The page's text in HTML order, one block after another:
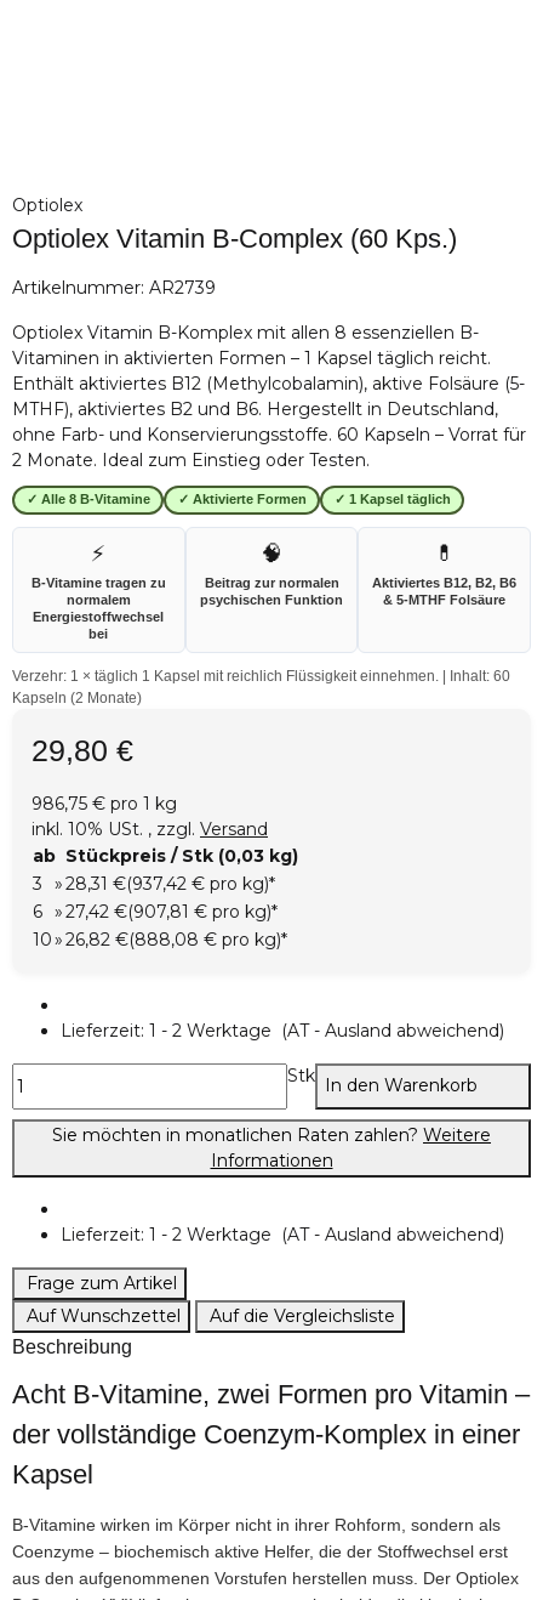
Optiolex
Optiolex Vitamin B-Complex (60 Kps.)
Artikelnummer: AR2739
Optiolex Vitamin B-Komplex mit allen 8 essenziellen B-
Vitaminen in aktivierten Formen – 1 Kapsel täglich reicht.
Enthält aktiviertes B12 (Methylcobalamin), aktive Folsäure (5-
MTHF), aktiviertes B2 und B6. Hergestellt in Deutschland,
ohne Farb- und Konservierungsstoffe. 60 Kapseln – Vorrat für
2 Monate. Ideal zum Einstieg oder Testen.
✓ Alle 8 B-Vitamine ✓ Aktivierte Formen ✓ 1 Kapsel täglich
⚡
B-Vitamine tragen zu
normalem
Energiestoffwechsel
bei
🧠
Beitrag zur normalen
psychischen Funktion
💊
Aktiviertes B12, B2, B6
& 5-MTHF Folsäure
Verzehr: 1 × täglich 1 Kapsel mit reichlich Flüssigkeit einnehmen. | Inhalt: 60
Kapseln (2 Monate)
29,80 €
986,75 € pro 1 kg
inkl. 10% USt. , zzgl. Versand
ab Stückpreis / Stk (0,03 kg)
3
»28,31 €(937,42 € pro kg)*
6 »27,42 €(907,81 € pro kg)*
10»26,82 €(888,08 € pro kg)*
Lieferzeit: 1 - 2 Werktage (AT - Ausland abweichend)
Stk In den Warenkorb
Sie möchten in monatlichen Raten zahlen? Weitere
Informationen
Lieferzeit: 1 - 2 Werktage (AT - Ausland abweichend)
Frage zum Artikel
Auf Wunschzettel
Auf die Vergleichsliste
Beschreibung
Acht B-Vitamine, zwei Formen pro Vitamin –
der vollständige Coenzym-Komplex in einer
Kapsel
B-Vitamine wirken im Körper nicht in ihrer Rohform, sondern als
Coenzyme – biochemisch aktive Helfer, die der Stoffwechsel erst
aus den aufgenommenen Vorstufen herstellen muss. Der Optiolex